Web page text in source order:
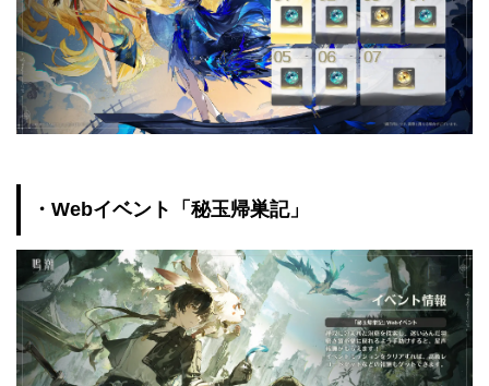
・Webイベント「秘玉帰巣記」